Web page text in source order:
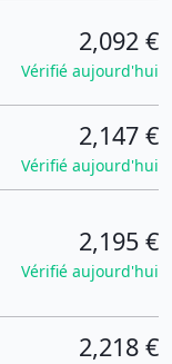
2,092 €
Vérifié aujourd'hui
2,147 €
Vérifié aujourd'hui
2,195 €
Vérifié aujourd'hui
2,218 €